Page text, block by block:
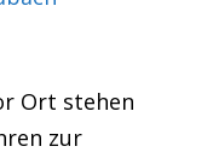
Ort stehen
zur